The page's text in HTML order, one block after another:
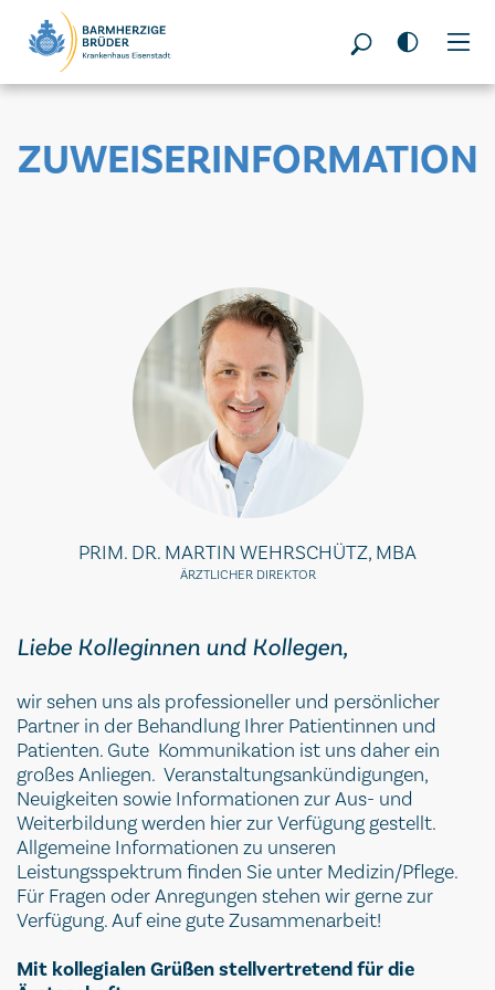
Seitenbereiche:
ZUWEISERINFORMATION
PRIM. DR. MARTIN WEHRSCHÜTZ, MBA
ÄRZTLICHER DIREKTOR
Liebe Kolleginnen und Kollegen,
wir sehen uns als professioneller und persönlicher
Partner in der Behandlung Ihrer Patientinnen und
Patienten. Gute Kommunikation ist uns daher ein
großes Anliegen. Veranstaltungsankündigungen,
Neuigkeiten sowie Informationen zur Aus- und
Weiterbildung werden hier zur Verfügung gestellt.
Allgemeine Informationen zu unseren
Leistungsspektrum finden Sie unter Medizin/Pflege.
Für Fragen oder Anregungen stehen wir gerne zur
Verfügung. Auf eine gute Zusammenarbeit!
Mit kollegialen Grüßen stellvertretend für die